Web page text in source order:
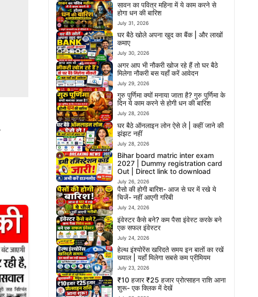
सावन का पवित्र महिना में ये काम करने से
होगा धन की बारिश
July 31, 2026
घर बैठे खोले अपना खुद का बैंक | और लाखों
कमाए
July 30, 2026
अगर आप भी नौकरी खोज रहे हैं तो घर बैठे
मिलेगा नौकरी बस यहाँ करें आवेदन
July 29, 2026
गुरु पुर्णिमा क्यों मनाया जाता है? गुरु पुर्णिमा के
दिन ये काम करने से होगी धन की बारिश
July 28, 2026
घर बैठे ऑनलाइन लोन ऐसे ले | कहीं जाने की
झंझट नहीं
July 28, 2026
Bihar board matric inter exam
2027 | Dummy registration card
Out | Direct link to download
July 26, 2026
पैसो की होगी बारिश- आज से घर में रखे ये
चिजें- नहीं आएगी गरिबी
July 24, 2026
इंवेस्टर कैसे बने? कम पैसा इंवेस्ट करके बने
एक सफल इंवेस्टर
July 24, 2026
हेल्थ इंश्योरेंस खरिदते समय इन बातों का रखें
ख्याल | यहाँ मिलेगा सबसे कम प्रीमियम
July 23, 2026
₹10 हजार ₹25 हजार प्रोत्साहन राशि आना
शुरू- एक क्लिक में देखें